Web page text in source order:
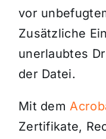
vor
Zusätzliche
unerlaubtes
der Datei.
Mit dem
Zertifikate,